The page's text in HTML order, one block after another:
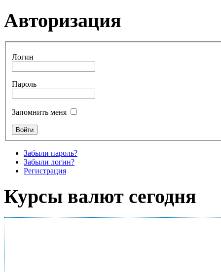
Авторизация
Логин
Пароль
Запомнить меня
Забыли пароль?
Забыли логин?
Регистрация
Курсы валют сегодня